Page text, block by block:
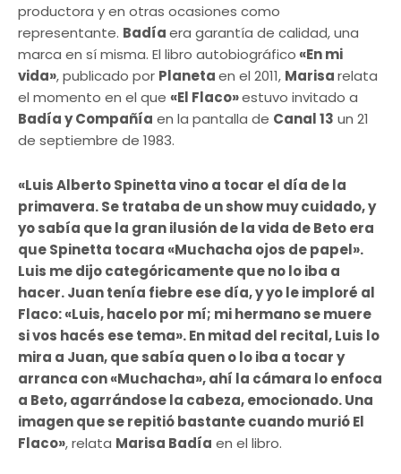
productora y en otras ocasiones como
representante. Badíaera garantía de calidad, una
marca en sí misma. El libro autobiográfico «En mi
vida», publicado por Planetaen el 2011, Marisarelata
el momento en el que «El Flaco»estuvo invitado a
Badía y Compañía en la pantalla de Canal 13 un 21
de septiembre de 1983.
«Luis Alberto Spinetta vino a tocar el día de la
primavera. Se trataba de un show muy cuidado, y
yo sabía que la gran ilusión de la vida de Beto era
que Spinetta tocara «Muchacha ojos de papel».
Luis me dijo categóricamente que no lo iba a
hacer. Juan tenía fiebre ese día, y yo le imploré al
Flaco: «Luis, hacelo por mí; mi hermano se muere
si vos hacés ese tema». En mitad del recital, Luis lo
mira a Juan, que sabía quen o lo iba a tocar y
arranca con «Muchacha», ahí la cámara lo enfoca
a Beto, agarrándose la cabeza, emocionado. Una
imagen que se repitió bastante cuando murió El
Flaco», relata Marisa Badía en el libro.